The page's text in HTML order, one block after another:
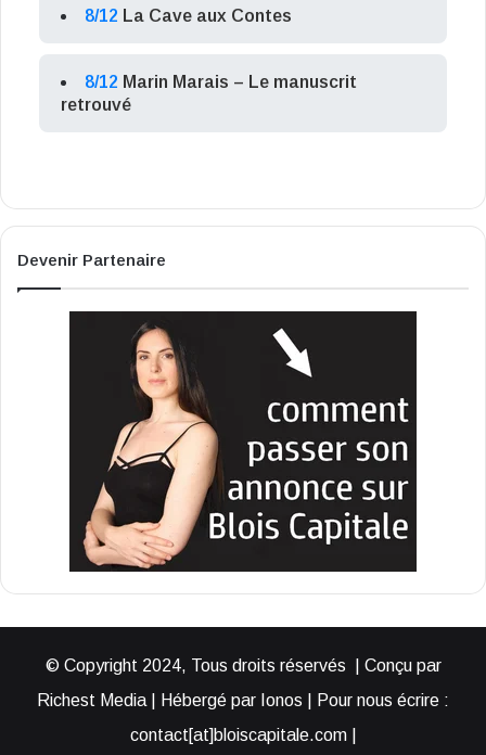
8/12 La Cave aux Contes
8/12 Marin Marais – Le manuscrit
retrouvé
Devenir Partenaire
© Copyright 2024, Tous droits réservés | Conçu par
Richest Media | Hébergé par Ionos | Pour nous écrire :
contact[at]bloiscapitale.com |